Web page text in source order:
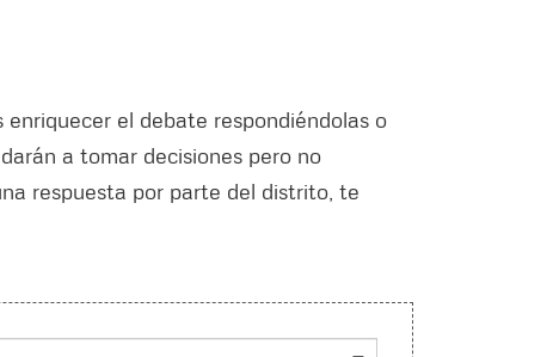
el debate respondiéndolas o
a tomar decisiones pero no
respuesta por parte del distrito, te